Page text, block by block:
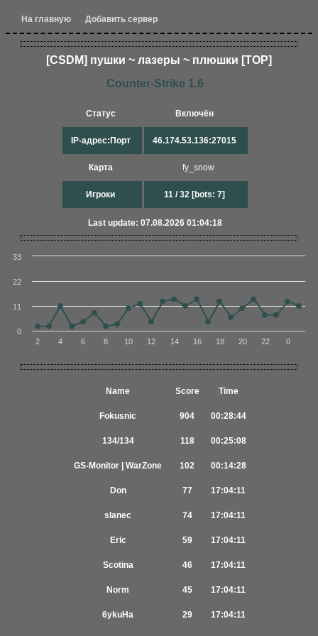
На главную Добавить сервер
[CSDM] пушки ~ лазеры ~ плюшки [TOP]
Counter-Strike 1.6
Статус
IP-адрес:Порт
Карта
Игроки
Включён
46.174.53.136:27015
fy_snow
11 / 32 [bots: 7]
Last update: 07.08.2026 01:04:18
2 4 6 8 10 12 14 16 18 20 22 0
0
11
22
33
Name Score Time
Fokusnic 904 00:28:44
134/134 118 00:25:08
GS-Monitor | WarZone 102 00:14:28
Don 77 17:04:11
slanec 74 17:04:11
Eric 59 17:04:11
Scotina 46 17:04:11
Norm 45 17:04:11
6ykuHa 29 17:04:11